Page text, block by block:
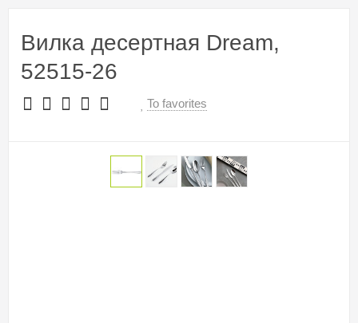
Вилка десертная Dream,
52515-26
To favorites